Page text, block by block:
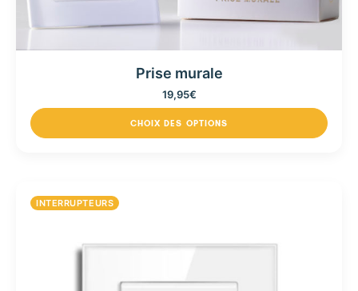
Prise murale
19,95€
CHOIX DES OPTIONS
INTERRUPTEURS